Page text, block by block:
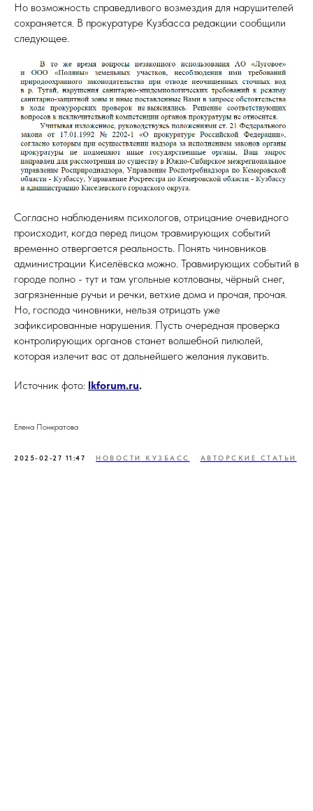
Но возможность справедливого возмездия для нарушителей
сохраняется. В прокуратуре Кузбасса редакции сообщили
следующее.
Согласно наблюдениям психологов, отрицание очевидного
происходит, когда перед лицом травмирующих событий
временно отвергается реальность. Понять чиновников
администрации Киселёвска можно. Травмирующих событий в
городе полно - тут и там угольные котлованы, чёрный снег,
загрязненные ручьи и речки, ветхие дома и прочая, прочая.
Но, господа чиновники, нельзя отрицать уже
зафиксированные нарушения. Пусть очередная проверка
контролирующих органов станет волшебной пилюлей,
которая излечит вас от дальнейшего желания лукавить.
Источник фото: lkforum.ru.
Елена Понкратова
2025-02-27 11:47 НОВОСТИ КУЗБАСС АВТОРСКИЕ СТАТЬИ